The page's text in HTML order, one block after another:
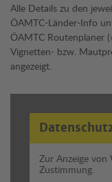
Alle Details zu den
ÖAMTC-Länder-Info
ÖAMTC Routenplaner (
Vignetten- bzw.
angezeigt.
Zur Anzeige
Zustimmung.